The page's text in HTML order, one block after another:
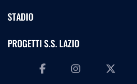
Con Riccardo Budoni
Con Simonetta Valle
STADIO
PROGETTI S.S. LAZIO